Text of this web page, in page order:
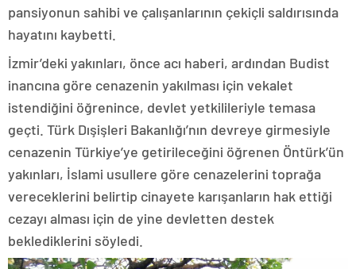
pansiyonun sahibi ve çalışanlarının çekiçli saldırısında
hayatını kaybetti.
İzmir’deki yakınları, önce acı haberi, ardından Budist
inancına göre cenazenin yakılması için vekalet
istendiğini öğrenince, devlet yetkilileriyle temasa
geçti. Türk Dışişleri Bakanlığı’nın devreye girmesiyle
cenazenin Türkiye’ye getirileceğini öğrenen Öntürk’ün
yakınları, İslami usullere göre cenazelerini toprağa
vereceklerini belirtip cinayete karışanların hak ettiği
cezayı alması için de yine devletten destek
beklediklerini söyledi.